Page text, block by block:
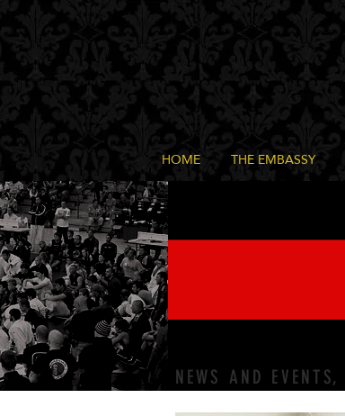
HOME THE EMBASSY
NEWS AND EVENTS,